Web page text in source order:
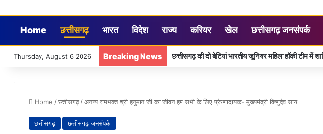
Home छत्तीसगढ़ भारत विदेश राज्य करियर खेल छत्तीसगढ़ जनसंपर्क
Thursday, August 6 2026 Breaking News
Home / छत्तीसगढ़ / अनन्य रामभक्त श्री हनुमान जी का जीवन हम सभी के लिए प्रेरणादायक- मुख्यमंत्री विष्णुदेव साय
छत्तीसगढ़ छत्तीसगढ़ जनसंपर्क